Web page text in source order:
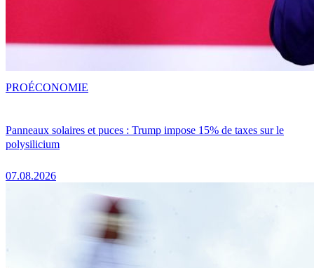
Panneaux solaires et puces : Trump impose 15% de taxes sur le
polysilicium
07.08.2026
PROÉCONOMIE